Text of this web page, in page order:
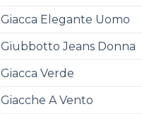
Giacca Elegante Uomo
Giubbotto Jeans Donna
Giacca Verde
Giacche A Vento